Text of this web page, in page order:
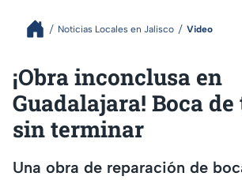
Noticias Locales en Jalisco Video
¡Obra inconclusa en
Guadalajara! Boca
sin terminar
Una obra de reparación de